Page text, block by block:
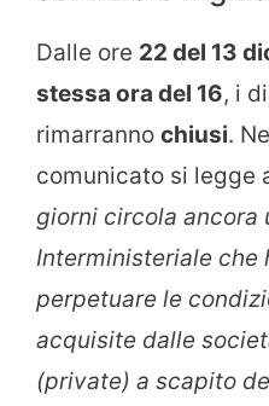
Dalle ore 22 del 13
stessa ora del 16, i
rimarranno chiusi.
comunicato si legge
giorni circola ancora
Interministeriale che
perpetuare le
acquisite dalle
(private) a scapito